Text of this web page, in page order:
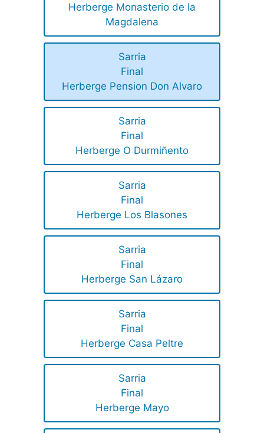
Herberge Monasterio de la
Magdalena
Sarria
Final
Herberge Pension Don Alvaro
Sarria
Final
Herberge O Durmiñento
Sarria
Final
Herberge Los Blasones
Sarria
Final
Herberge San Lázaro
Sarria
Final
Herberge Casa Peltre
Sarria
Final
Herberge Mayo